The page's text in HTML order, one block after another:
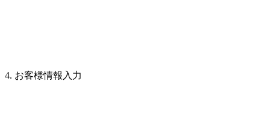
4. お客様情報入力